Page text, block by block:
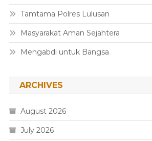
Tamtama Polres Lulusan
Masyarakat Aman Sejahtera
Mengabdi untuk Bangsa
ARCHIVES
August 2026
July 2026